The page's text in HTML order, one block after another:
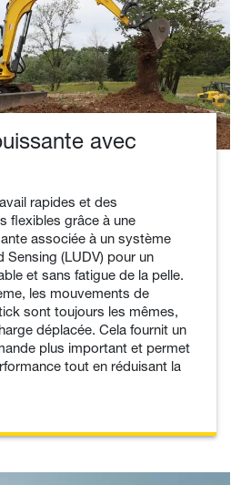
avec
rapides et des
flexibles grâce à une
associée à un système
Sensing (LUDV) pour un
et sans fatigue de la pelle.
les mouvements de
sont toujours les mêmes,
déplacée. Cela fournit un
plus important et permet
tout en réduisant la